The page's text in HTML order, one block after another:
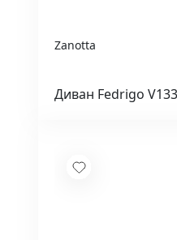
Zanotta
Диван Fedrigo